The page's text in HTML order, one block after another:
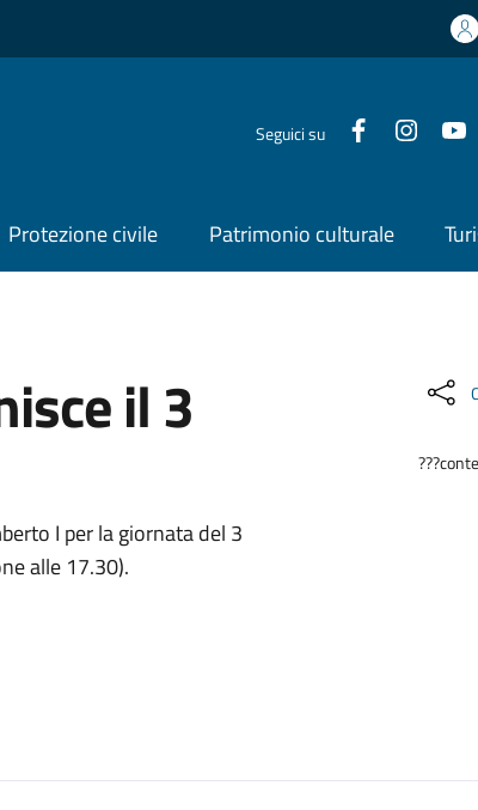
Seguici su
Protezione civile Patrimonio culturale
il 3
I per la giornata del 3
alle 17.30).